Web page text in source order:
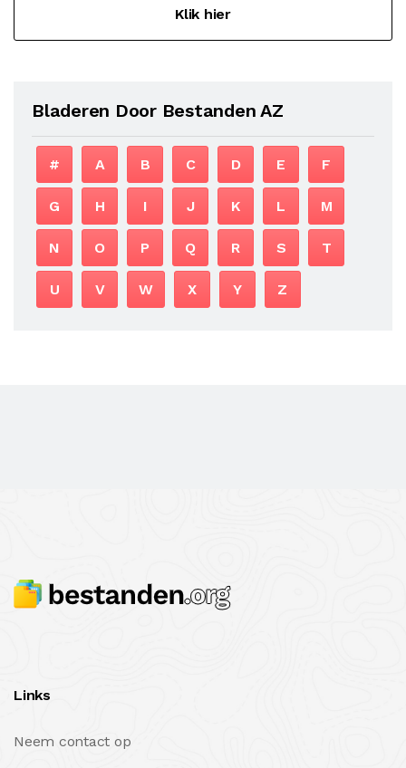
Klik hier
Bladeren Door Bestanden AZ
# A B C D E F
G H I J K L M
N O P Q R S T
U V W X Y Z
Links
Neem contact op